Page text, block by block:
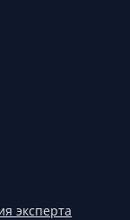
эксперта